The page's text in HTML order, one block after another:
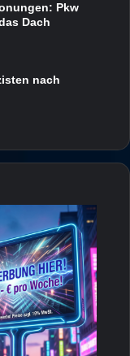
Pkw
Dach
nach